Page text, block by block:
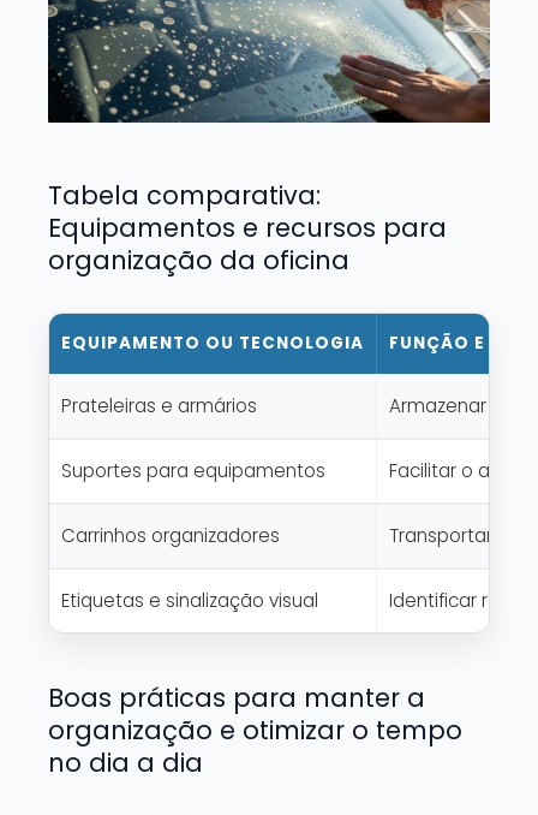
Tabela comparativa:
Equipamentos e recursos para
organização da oficina
EQUIPAMENTO OU TECNOLOGIA FUNÇÃO E
Prateleiras e armários Armazenar e
Suportes para equipamentos Facilitar o
Carrinhos organizadores Transportar
Etiquetas e sinalização visual Identificar
Boas práticas para manter a
organização e otimizar o tempo
no dia a dia